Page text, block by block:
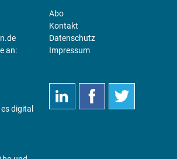
an:
Abo
Kontakt
Datenschutz
Impressum
digital